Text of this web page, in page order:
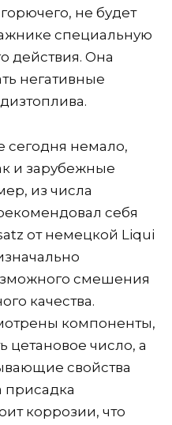
не будет
специальную
действия. Она
негативные
сегодня немало,
и зарубежные
из числа
себя
от немецкой Liqui
смешения
качества.
компоненты,
число, а
свойства
присадка
коррозии, что